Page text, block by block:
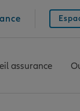
assurance